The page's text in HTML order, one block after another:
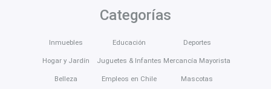
Categorías
Inmuebles
Hogar y Jardín
Belleza
Educación
Juguetes & Infantes
Empleos en Chile
Deportes
Mercancía Mayorista
Mascotas